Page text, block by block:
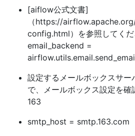
[aiflow公式文書]
（https://
config.html）を参照してくだ
email_backend =
設定するメールボックスサ
で、メールボックス設定を確
163
smtp_host = smtp.163.com